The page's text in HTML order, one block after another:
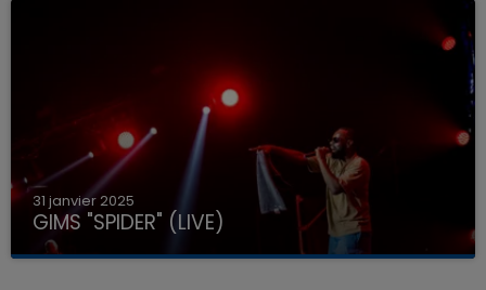
31 janvier 2025
GIMS "SPIDER" (LIVE)